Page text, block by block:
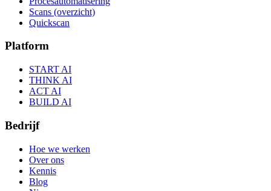
Scans (overzicht)
Quickscan
Platform
START AI
THINK AI
ACT AI
BUILD AI
Bedrijf
Hoe we werken
Over ons
Kennis
Blog